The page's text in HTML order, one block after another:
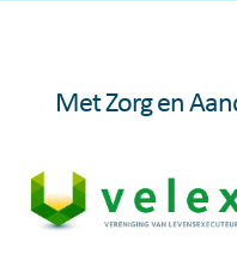
Met Zorg en